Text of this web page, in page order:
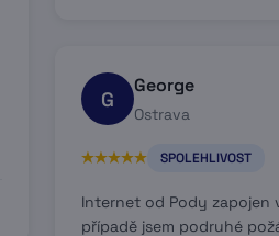
G
George
Ostrava
SPOLEHLIVOST
Internet od Pody zapojen
případě jsem podruhé